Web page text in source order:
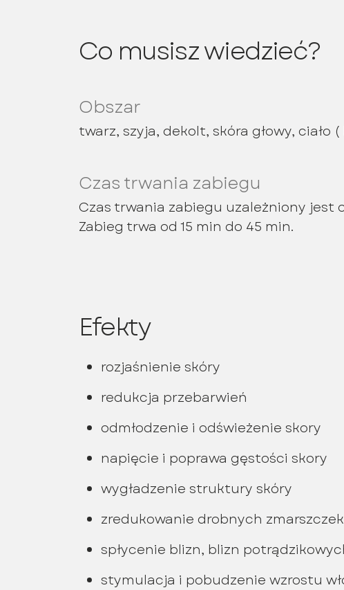
Co musisz wiedzieć?
Obszar
twarz, szyja, dekolt, skóra głowy, ciało
Czas trwania zabiegu
Czas trwania zabiegu uzależniony jest
Zabieg trwa od 15 min do 45 min.
Efekty
rozjaśnienie skóry
redukcja przebarwień
odmłodzenie i odświeżenie skory
napięcie i poprawa gęstości skory
wygładzenie struktury skóry
zredukowanie drobnych zmarszczek
spłycenie blizn, blizn
stymulacja i pobudzenie wzrostu